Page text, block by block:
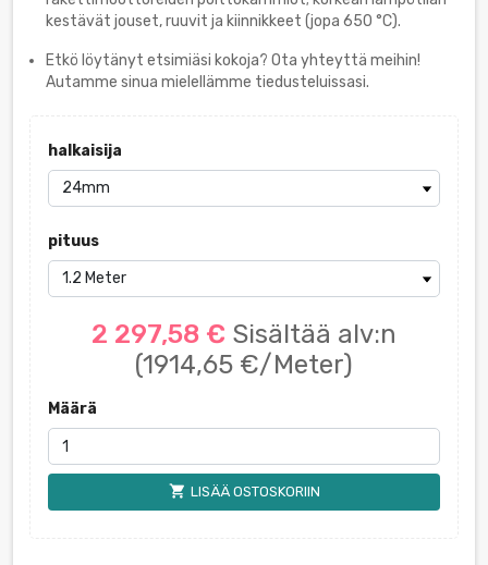
kestävät jouset, ruuvit ja kiinnikkeet (jopa 650 °C).
Etkö löytänyt etsimiäsi kokoja? Ota yhteyttä meihin!
Autamme sinua mielellämme tiedusteluissasi.
halkaisija
pituus
2 297,58 € Sisältää alv:n
(1914,65 €/Meter)
Määrä
shopping_cart LISÄÄ OSTOSKORIIN